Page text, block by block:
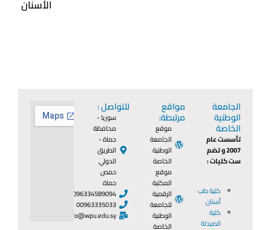
الأسنان
الجامعة
الوطنية
الخاصة
تأسست عام
2007 و تضم
ست كليات :
كلية طب
أسنان
كلية
الصيدلة
مواقع
مرتبطة:
موقع
الجامعة
الوطنية
الخاصة
موقع
المكتبة
الرقمية
للجامعة
الوطنية
الخاصة
للتواصل :
سوريا -
محافظة
حماة -
الطريق
الدولي
حمص
حماة
0096334589094
00963335033
info@wpu.edu.sy